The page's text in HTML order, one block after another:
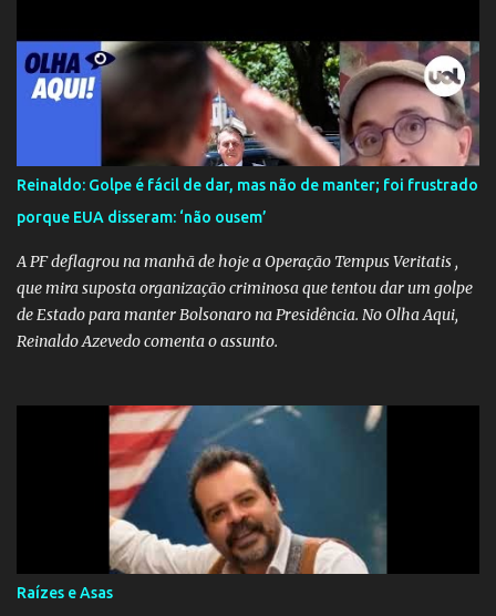
nas operações de salvamento. O receio é que notícias falsas, como
a de retenção de doações e o transporte de oxigênio, causem mais
apreensão na população já fragilizada por essa grave situação.
Tamanha é a seriedade do problema que o governo do estado
precisou criar uma força-tarefa para checar e desmentir as
desinformações, chegando ao ponto de o governo federal pedir
uma investigação para identificar os autores dessas notícias falsas.
O Negacionismo Climático da Extrema Direita Essa disseminação
de fake news não é uma surpresa, pois faz parte de um padrão...
Reinaldo: Golpe é fácil de dar, mas não de manter; foi frustrado
porque EUA disseram: ‘não ousem’
A PF deflagrou na manhã de hoje a Operação Tempus Veritatis ,
que mira suposta organização criminosa que tentou dar um golpe
de Estado para manter Bolsonaro na Presidência. No Olha Aqui,
Reinaldo Azevedo comenta o assunto.
Raízes e Asas